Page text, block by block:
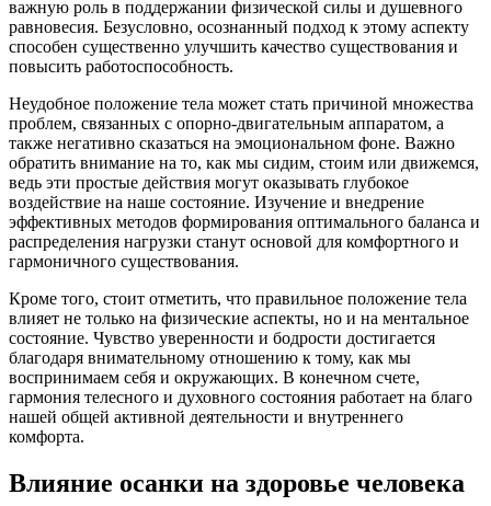
важную роль в поддержании физической силы и душевного
равновесия. Безусловно, осознанный подход к этому аспекту
способен существенно улучшить качество существования и
повысить работоспособность.
Неудобное положение тела может стать причиной множества
проблем, связанных с опорно-двигательным аппаратом, а
также негативно сказаться на эмоциональном фоне. Важно
обратить внимание на то, как мы сидим, стоим или движемся,
ведь эти простые действия могут оказывать глубокое
воздействие на наше состояние. Изучение и внедрение
эффективных методов формирования оптимального баланса и
распределения нагрузки станут основой для комфортного и
гармоничного существования.
Кроме того, стоит отметить, что правильное положение тела
влияет не только на физические аспекты, но и на ментальное
состояние. Чувство уверенности и бодрости достигается
благодаря внимательному отношению к тому, как мы
воспринимаем себя и окружающих. В конечном счете,
гармония телесного и духовного состояния работает на благо
нашей общей активной деятельности и внутреннего
комфорта.
Влияние осанки на здоровье человека